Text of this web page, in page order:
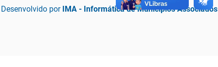
Desenvolvido por IMA - Informática de Municípios Associados